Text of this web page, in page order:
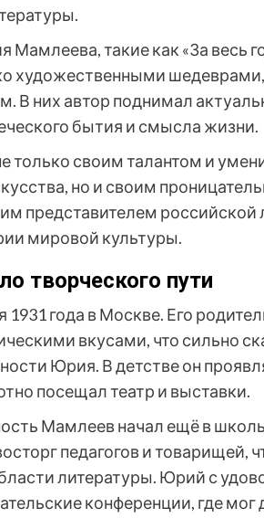
Мамлеева, такие как «За весь
художественными
В них автор поднимал
бытия и смысла жизни.
только своим талантом и
но и своим
представителем российской
мировой культуры.
творческого пути
года в Москве. Его
вкусами, что сильно
Юрия. В детстве он
посещал театр и выставки.
Мамлеев начал ещё в
педагогов и товарищей,
литературы. Юрий с
конференции, где